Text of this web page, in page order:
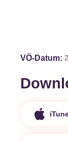
VÖ-Datum